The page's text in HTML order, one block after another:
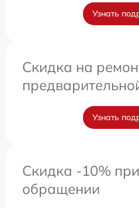
Узнать
Скидка на
Узнать
Скидка -10%
обращении